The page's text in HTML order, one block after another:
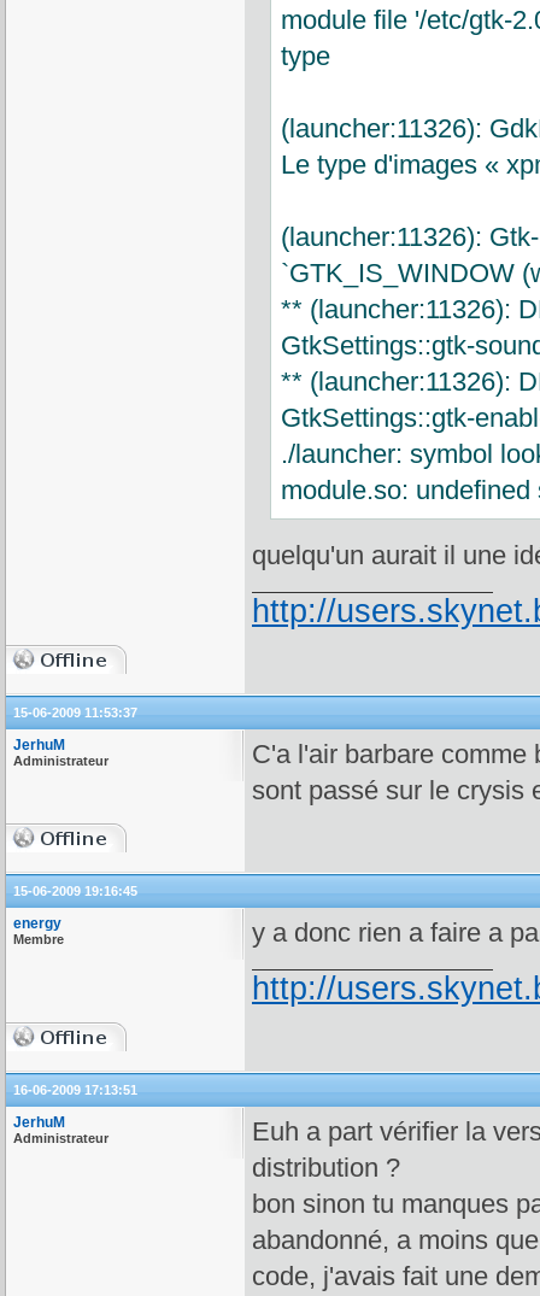
module file '/etc/gtk-
type
(launcher:11326):
Le type d'images «
(launcher:11326):
`GTK_IS_WINDOW
** (launcher:11326):
GtkSettings::gtk-
** (launcher:11326):
GtkSettings::gtk-
./launcher: symbol
module.so:
quelqu'un aurait il une
http://
15-06-2009 11:53:37
JerhuM
Administrateur
C'a l'air barbare comme
sont passé sur le crysis
15-06-2009 19:16:45
energy
Membre y a donc rien a faire a
http://
16-06-2009 17:13:51
JerhuM
Administrateur
Euh a part vérifier la
distribution ?
bon sinon tu manques
abandonné, a moins
code, j'avais fait une